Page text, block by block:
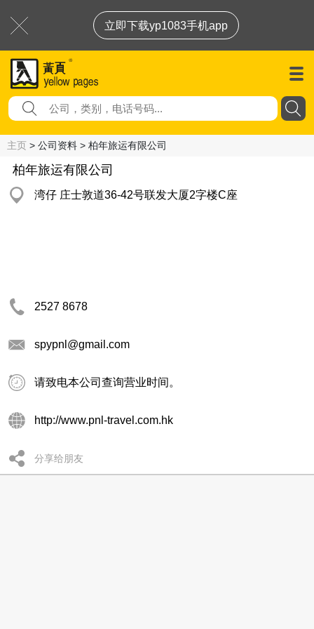
立即下载yp1083手机app
主页 > 公司资料 > 柏年旅运有限公司
柏年旅运有限公司
湾仔 庄士敦道36-42号联发大厦2字楼C座
2527 8678
spypnl@gmail.com
请致电本公司查询营业时间。
http://www.pnl-travel.com.hk
分享给朋友